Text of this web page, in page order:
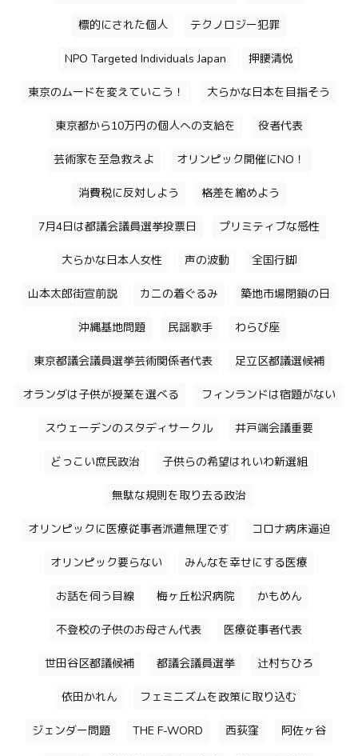
標的にされた個人 テクノロジー犯罪
NPO Targeted Individuals Japan 押腰清悦
東京のムードを変えていこう！ 大らかな日本を目指そう
東京都から10万円の個人への支給を 役者代表
芸術家を至急救えよ オリンピック開催にNO！
消費税に反対しよう 格差を縮めよう
7月4日は都議会議員選挙投票日 プリミティブな感性
大らかな日本人女性 声の波動 全国行脚
山本太郎街宣前説 カニの着ぐるみ 築地市場閉鎖の日
沖縄基地問題 民謡歌手 わらび座
東京都議会議員選挙芸術関係者代表 足立区都議選候補
オランダは子供が授業を選べる フィンランドは宿題がない
スウェーデンのスタディサークル 井戸端会議重要
どっこい庶民政治 子供らの希望はれいわ新選組
無駄な規則を取り去る政治
オリンピックに医療従事者派遣無理です コロナ病床逼迫
オリンピック要らない みんなを幸せにする医療
お話を伺う目線 梅ヶ丘松沢病院 かもめん
不登校の子供のお母さん代表 医療従事者代表
世田谷区都議候補 都議会議員選挙 辻村ちひろ
依田かれん フェミニズムを政策に取り込む
ジェンダー問題 THE F-WORD 西荻窪 阿佐ヶ谷